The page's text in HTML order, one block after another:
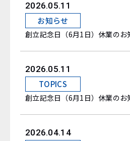
2026.05.11
お知らせ
創立記念日（6月1日）休業のお
2026.05.11
TOPICS
創立記念日（6月1日）休業のお
2026.04.14